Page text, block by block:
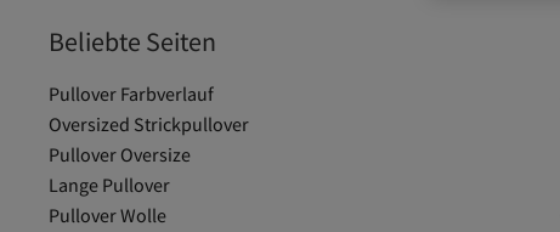
Beliebte Seiten
Pullover Farbverlauf
Oversized Strickpullover
Pullover Oversize
Lange Pullover
Pullover Wolle